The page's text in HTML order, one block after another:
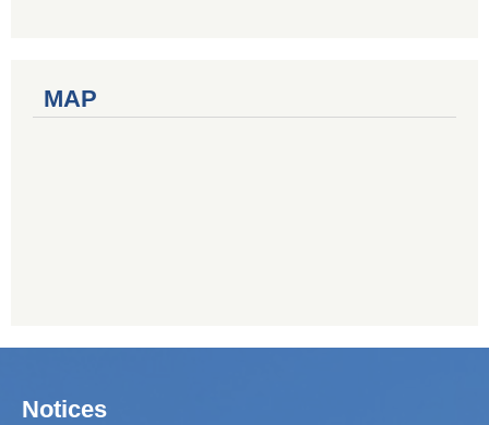
MAP
Notices